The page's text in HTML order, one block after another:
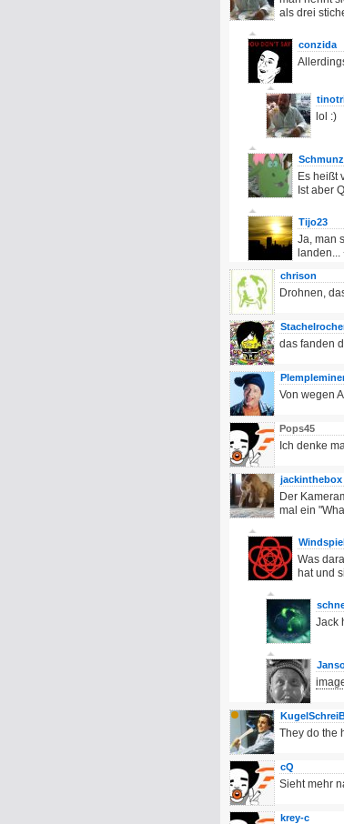
als drei
conzida
lol :)
Es heißt
Ist aber
Tijo23
Ja, man
landen...
chrison
Drohnen,
das fanden
Von wegen
Pops45
Ich denke
jackinthebox
Der
mal ein
Was
hat und
Jack
They do the
cQ
Sieht mehr
krey-c